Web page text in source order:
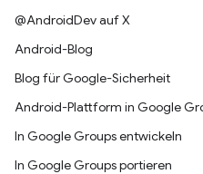
@AndroidDev auf X
Android-Blog
Blog für Google-Sicherheit
Android-Plattform in Google
In Google Groups entwickeln
In Google Groups portieren